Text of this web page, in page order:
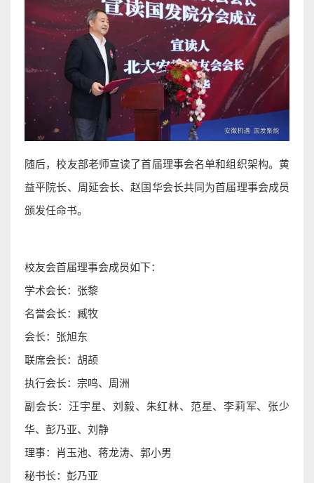
随后，校友部老师宣读了首届理事会名单和组织架构。黄
益平院长、周延会长、赵国华会长共同为首届理事会成员
颁发任命书。
校友会首届理事会成员如下：
学术会长：张黎
名誉会长：臧牧
会长：张旭东
联席会长：胡颉
执行会长：宗鸣、周洲
副会长：汪宇星、刘毅、朱红林、范星、李莉军、张少
华、彭乃亚、刘静
理事：肖玉池、蒋龙涛、郭小男
秘书长：彭乃亚